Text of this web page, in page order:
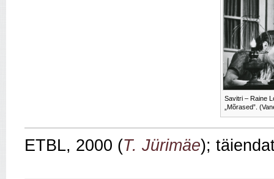
Savitri – Raine
„Mõrased”.
ETBL, 2000 (T. Jürimäe);